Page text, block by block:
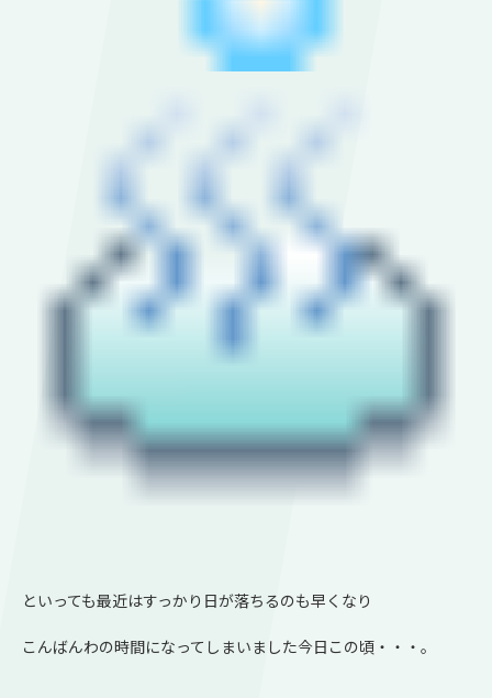
といっても最近はすっかり日が落ちるのも早くなり
こんばんわの時間になってしまいました今日この頃・・・。